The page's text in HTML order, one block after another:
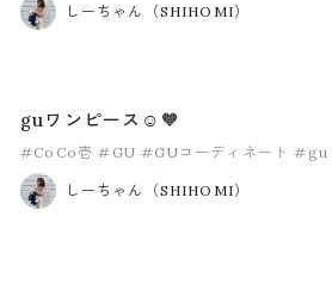
しーちゃん（SHIHOMI）
guワンピース☺️🧡
#CoCo壱 #GU #GUコーディネート #gu
しーちゃん（SHIHOMI）